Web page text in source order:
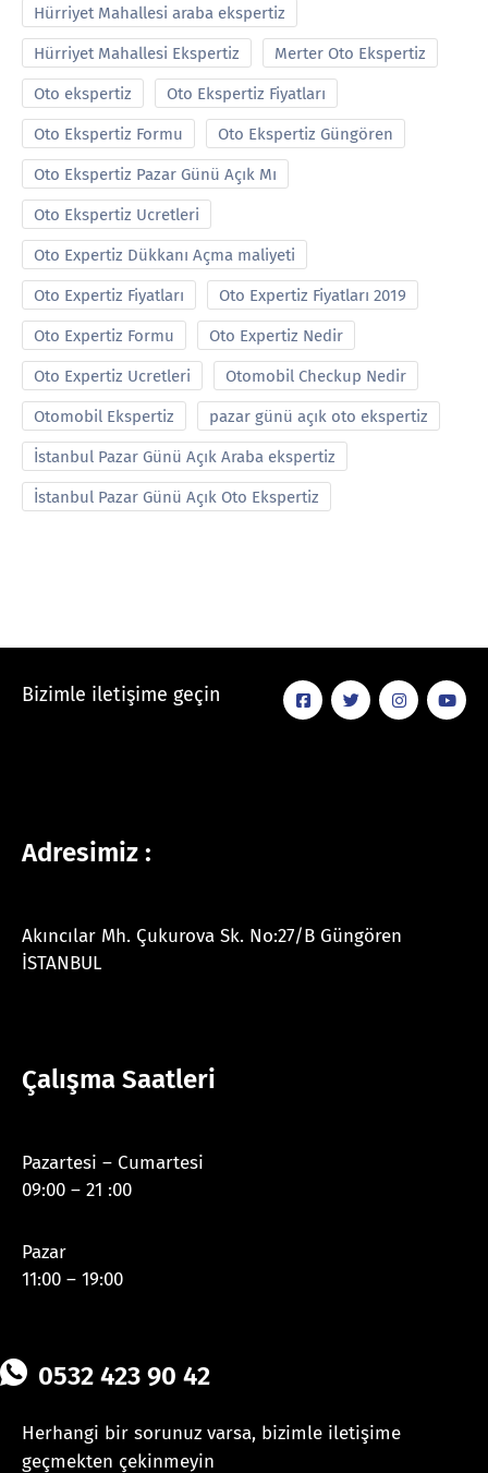
Hürriyet Mahallesi araba ekspertiz
Hürriyet Mahallesi Ekspertiz Merter Oto Ekspertiz
Oto ekspertiz Oto Ekspertiz Fiyatları
Oto Ekspertiz Formu Oto Ekspertiz Güngören
Oto Ekspertiz Pazar Günü Açık Mı
Oto Ekspertiz Ucretleri
Oto Expertiz Dükkanı Açma maliyeti
Oto Expertiz Fiyatları Oto Expertiz Fiyatları 2019
Oto Expertiz Formu Oto Expertiz Nedir
Oto Expertiz Ucretleri Otomobil Checkup Nedir
Otomobil Ekspertiz pazar günü açık oto ekspertiz
İstanbul Pazar Günü Açık Araba ekspertiz
İstanbul Pazar Günü Açık Oto Ekspertiz
Bizimle iletişime geçin
Adresimiz :
Akıncılar Mh. Çukurova Sk. No:27/B Güngören
İSTANBUL
Çalışma Saatleri
Pazartesi – Cumartesi
09:00 – 21 :00
Pazar
11:00 – 19:00
0532 423 90 42
Herhangi bir sorunuz varsa, bizimle iletişime
geçmekten çekinmeyin